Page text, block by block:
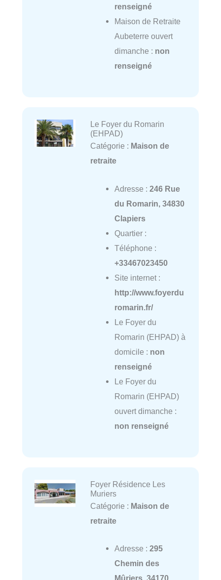
renseigné
Maison de Retraite
Aubeterre ouvert
dimanche : non
renseigné
Le Foyer du Romarin
(EHPAD)
Catégorie : Maison de
retraite
Adresse : 246 Rue
du Romarin, 34830
Clapiers
Quartier :
Téléphone :
+33467023450
Site internet :
http://www.foyerdu
romarin.fr/
Le Foyer du
Romarin (EHPAD) à
domicile : non
renseigné
Le Foyer du
Romarin (EHPAD)
ouvert dimanche :
non renseigné
Foyer Résidence Les
Muriers
Catégorie : Maison de
retraite
Adresse : 295
Chemin des